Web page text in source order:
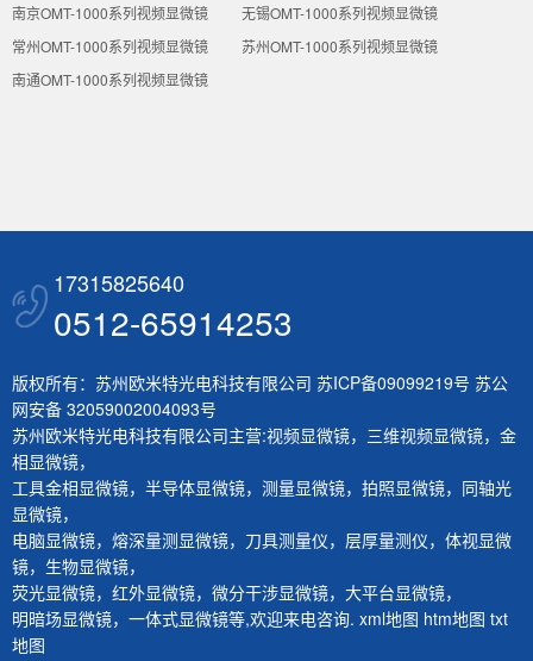
南京OMT-1000系列视频显微镜
无锡OMT-1000系列视频显微镜
常州OMT-1000系列视频显微镜
苏州OMT-1000系列视频显微镜
南通OMT-1000系列视频显微镜
17315825640
0512-65914253
版权所有：苏州欧米特光电科技有限公司 苏ICP备09099219号 苏公
网安备 32059002004093号
苏州欧米特光电科技有限公司主营:视频显微镜， 三维视频显微镜， 金
相显微镜，
工具金相显微镜， 半导体显微镜， 测量显微镜， 拍照显微镜， 同轴光
显微镜，
电脑显微镜， 熔深量测显微镜， 刀具测量仪， 层厚量测仪， 体视显微
镜， 生物显微镜，
荧光显微镜， 红外显微镜， 微分干涉显微镜， 大平台显微镜，
明暗场显微镜， 一体式显微镜等,欢迎来电咨询. xml地图 htm地图 txt
地图